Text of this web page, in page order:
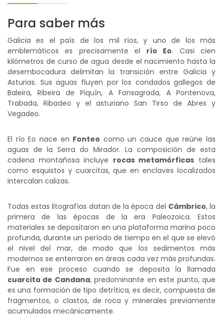
Para saber más
Galicia es el país de los mil ríos, y uno de los más
emblemáticos es precisamente el río Eo. Casi cien
kilómetros de curso de agua desde el nacimiento hasta la
desembocadura delimitan la transición entre Galicia y
Asturias. Sus aguas fluyen por los condados gallegos de
Baleira, Ribeira de Piquín, A Fonsagrada, A Pontenova,
Trabada, Ribadeo y el asturiano San Tirso de Abres y
Vegadeo.
El río Eo nace en Fonteo como un cauce que reúne las
aguas de la Serra do Mirador. La composición de esta
cadena montañosa incluye rocas metamórficas tales
como esquistos y cuarcitas, que en enclaves localizados
intercalan calizas.
Todas estas litografías datan de la época del Cámbrico, la
primera de las épocas de la era Paleozoica. Estos
materiales se depositaron en una plataforma marina poco
profunda, durante un período de tiempo en el que se elevó
el nivel del mar, de modo que los sedimentos más
modernos se enterraron en áreas cada vez más profundas.
Fue en ese proceso cuando se deposita la llamada
cuarcita de Candana, predominante en este punto, que
es una formación de tipo detrítica, es decir, compuesta de
fragmentos, o clastos, de roca y minerales previamente
acumulados mecánicamente.